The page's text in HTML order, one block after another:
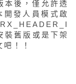
後，僅允許透
開發人員模式啟
舊版或是下架
！！